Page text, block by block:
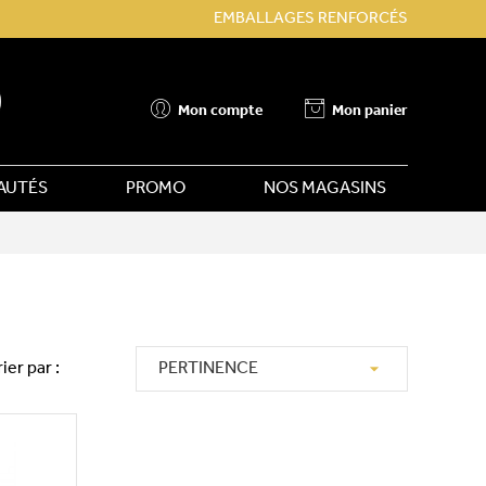
EMBALLAGES RENFORCÉS
Mon compte Mon panier
PROMO NOS MAGASINS
par : PERTINENCE 